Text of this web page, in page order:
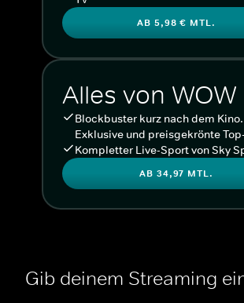
AB 5,98 € MTL.
Alles von WOW
Blockbuster kurz nach dem Kino.
Exklusive und preisgekrönte
Kompletter Live-Sport von Sky
AB 34,97 MTL.
Gib deinem Streaming